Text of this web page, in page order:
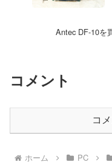
Antec DF-10を
コメント
コ
ホーム PC